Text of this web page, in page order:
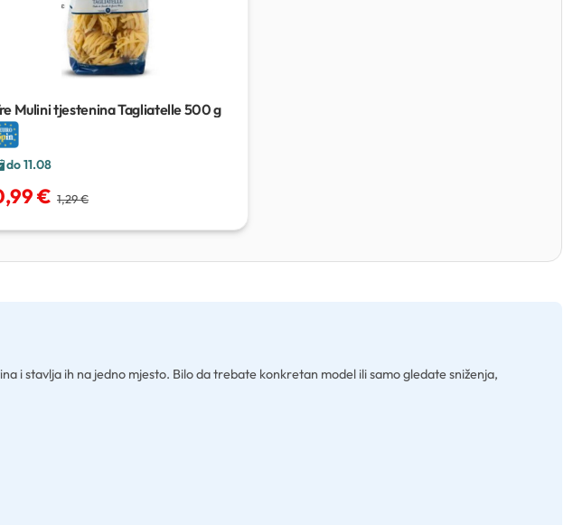
Mulini tjestenina Tagliatelle500 g
do 11.08
€ 1,29 €
i stavlja ih na jedno mjesto. Bilo da trebate konkretan model ili samo gledate sniženja,